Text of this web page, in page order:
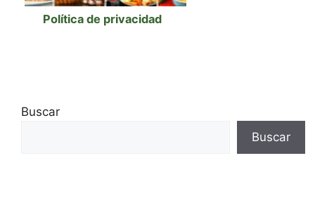
Política de privacidad
Buscar
Buscar